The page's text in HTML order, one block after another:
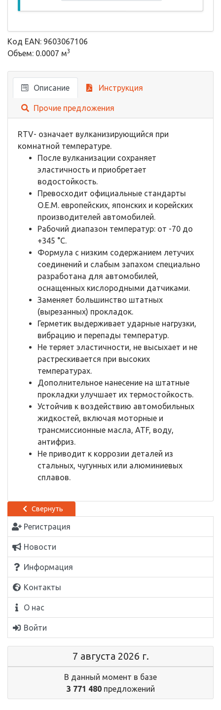
Свернуть
Регистрация
Новости
Информация
Контакты
О нас
Войти
7 августа 2026 г.
В данный момент в базе
3 771 480предложений
Код EAN: 9603067106
Объем: 0.0007 м3
Описание Инструкция
Прочие предложения
RTV- означает вулканизирующийся при
комнатной температуре.
После вулканизации сохраняет
эластичность и приобретает
водостойкость.
Превосходит официальные стандарты
О.Е.М. европейских, японских и корейских
производителей автомобилей.
Рабочий диапазон температур: от -70 до
+345 °С.
Формула с низким содержанием летучих
соединений и слабым запахом специально
разработана для автомобилей,
оснащенных кислородными датчиками.
Заменяет большинство штатных
(вырезанных) прокладок.
Герметик выдерживает ударные нагрузки,
вибрацию и перепады температур.
Не теряет эластичности, не высыхает и не
растрескивается при высоких
температурах.
Дополнительное нанесение на штатные
прокладки улучшает их термостойкость.
Устойчив к воздействию автомобильных
жидкостей, включая моторные и
трансмиссионные масла, ATF, воду,
антифриз.
Не приводит к коррозии деталей из
стальных, чугунных или алюминиевых
сплавов.